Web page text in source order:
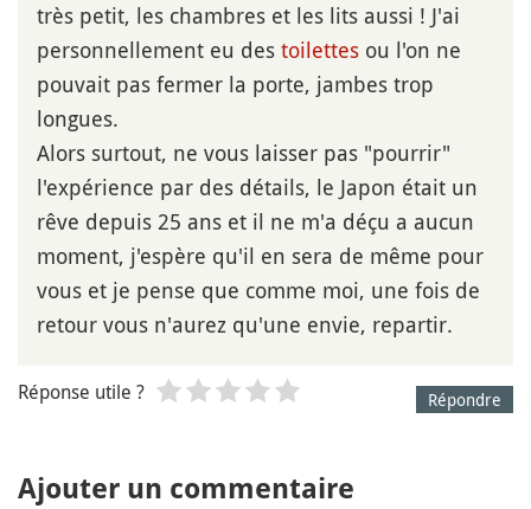
très petit, les chambres et les lits aussi ! J'ai
personnellement eu des toilettes ou l'on ne
pouvait pas fermer la porte, jambes trop
longues.
Alors surtout, ne vous laisser pas "pourrir"
l'expérience par des détails, le Japon était un
rêve depuis 25 ans et il ne m'a déçu a aucun
moment, j'espère qu'il en sera de même pour
vous et je pense que comme moi, une fois de
retour vous n'aurez qu'une envie, repartir.
Répondre
Réponse utile ?
Ajouter un commentaire